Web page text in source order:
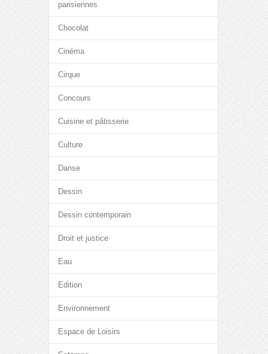
parisiennes
Chocolat
Cinéma
Cirque
Concours
Cuisine et pâtisserie
Culture
Danse
Dessin
Dessin contemporain
Droit et justice
Eau
Edition
Environnement
Espace de Loisirs